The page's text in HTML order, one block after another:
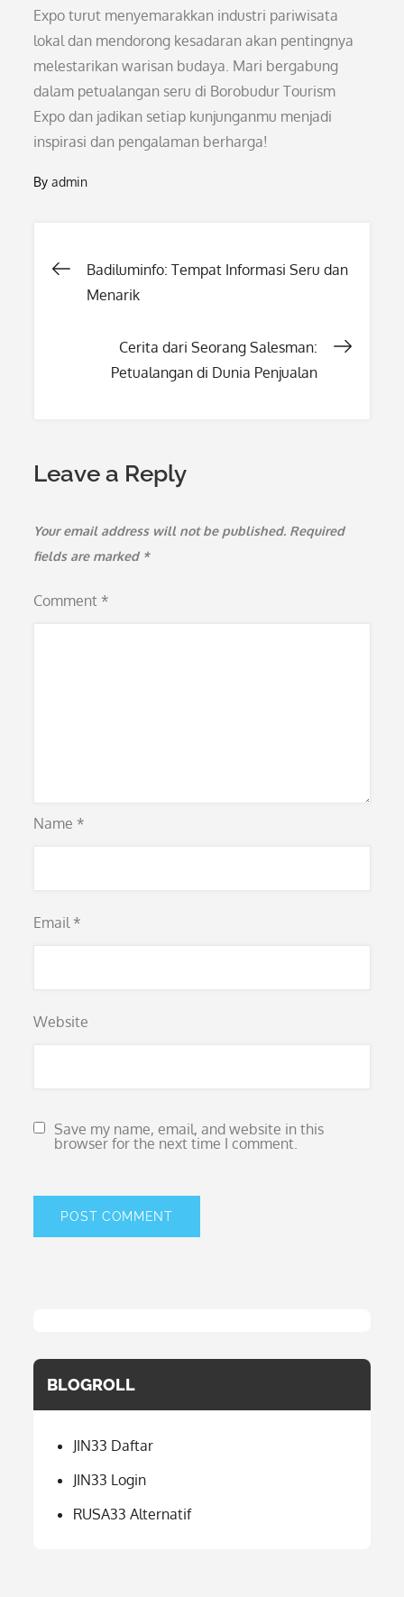
Expo turut menyemarakkan industri pariwisata
lokal dan mendorong kesadaran akan pentingnya
melestarikan warisan budaya. Mari bergabung
dalam petualangan seru di Borobudur Tourism
Expo dan jadikan setiap kunjunganmu menjadi
inspirasi dan pengalaman berharga!
Byadmin
Post
Badiluminfo: Tempat Informasi Seru dan
Menarik
Cerita dari Seorang Salesman:
Petualangan di Dunia Penjualan
Leave a Reply
Your email address will not be published. Required
fields are marked *
Comment *
Name *
Email *
Website
Save my name, email, and website in this
browser for the next time I comment.
BLOGROLL
JIN33 Daftar
JIN33 Login
RUSA33 Alternatif